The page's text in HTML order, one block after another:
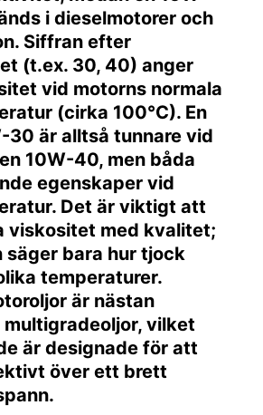
i dieselmotorer och
Siffran efter
(t.ex. 30, 40) anger
vid motorns normala
(cirka 100°C). En
30 är alltså tunnare vid
10W-40, men båda
egenskaper vid
Det är viktigt att
viskositet med kvalitet;
bara hur tjock
temperaturer.
är nästan
vilket
är designade för att
över ett brett